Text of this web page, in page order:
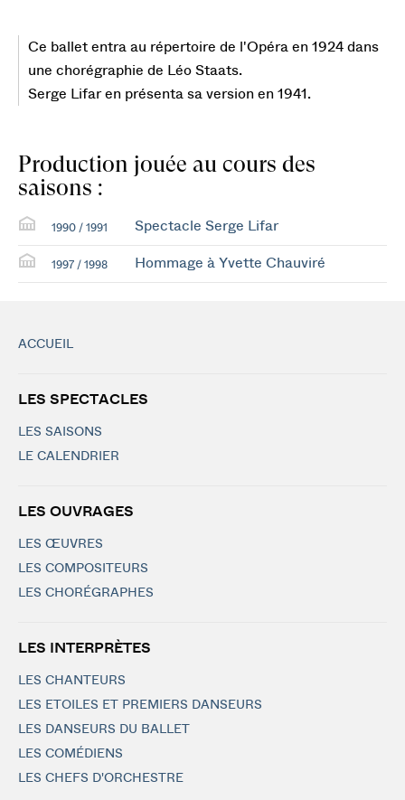
Ce ballet entra au répertoire de l'Opéra en 1924 dans
une chorégraphie de Léo Staats.
Serge Lifar en présenta sa version en 1941.
Production jouée au cours des
saisons :
1990 / 1991 Spectacle Serge Lifar
1997 / 1998 Hommage à Yvette Chauviré
ACCUEIL
LES SPECTACLES
LES SAISONS
LE CALENDRIER
LES OUVRAGES
LES ŒUVRES
LES COMPOSITEURS
LES CHORÉGRAPHES
LES INTERPRÈTES
LES CHANTEURS
LES ETOILES ET PREMIERS DANSEURS
LES DANSEURS DU BALLET
LES COMÉDIENS
LES CHEFS D'ORCHESTRE